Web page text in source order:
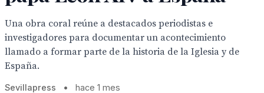
Una obra coral reúne a destacados periodistas e
investigadores para documentar un acontecimiento
llamado a formar parte de la historia de la Iglesia y de
España.
Sevillapress • hace 1 mes